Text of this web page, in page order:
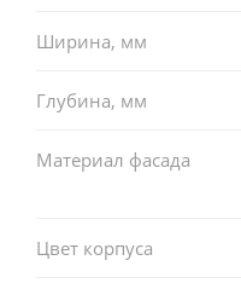
Ширина, мм
Глубина, мм
Материал фасада
Цвет корпуса